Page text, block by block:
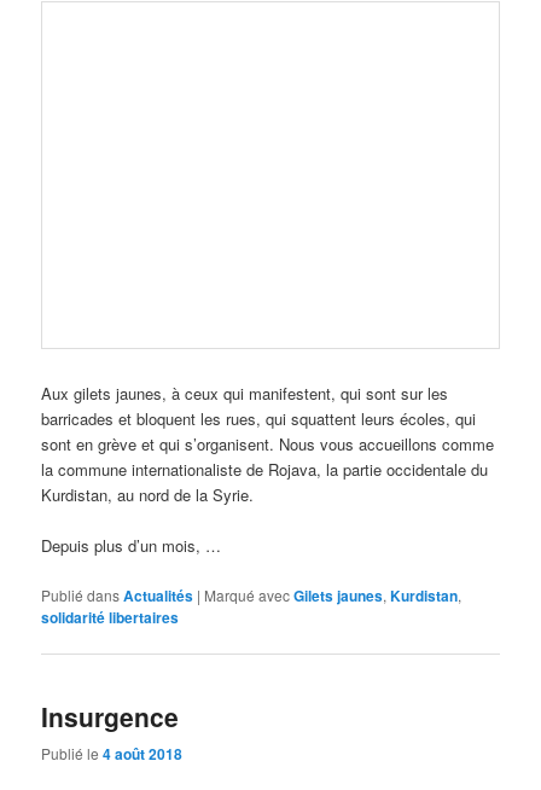
Aux gilets jaunes, à ceux qui manifestent, qui sont sur les
barricades et bloquent les rues, qui squattent leurs écoles, qui
sont en grève et qui s’organisent. Nous vous accueillons comme
la commune internationaliste de Rojava, la partie occidentale du
Kurdistan, au nord de la Syrie.
Depuis plus d’un mois, …
Publié dansActualités | Marqué avecGilets jaunes,Kurdistan,
solidarité libertaires
Insurgence
Publié le4 août 2018